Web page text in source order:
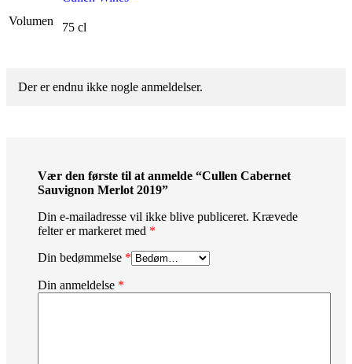
Volumen
75 cl
Der er endnu ikke nogle anmeldelser.
Vær den første til at anmelde “Cullen Cabernet
Sauvignon Merlot 2019”
Din e-mailadresse vil ikke blive publiceret. Krævede
felter er markeret med *
Din bedømmelse *
Din anmeldelse *